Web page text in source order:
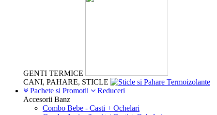
GENTI TERMICE
CANI, PAHARE, STICLE
Pachete si Promotii
Reduceri
Accesorii Banz
Combo Bebe - Casti + Ochelari